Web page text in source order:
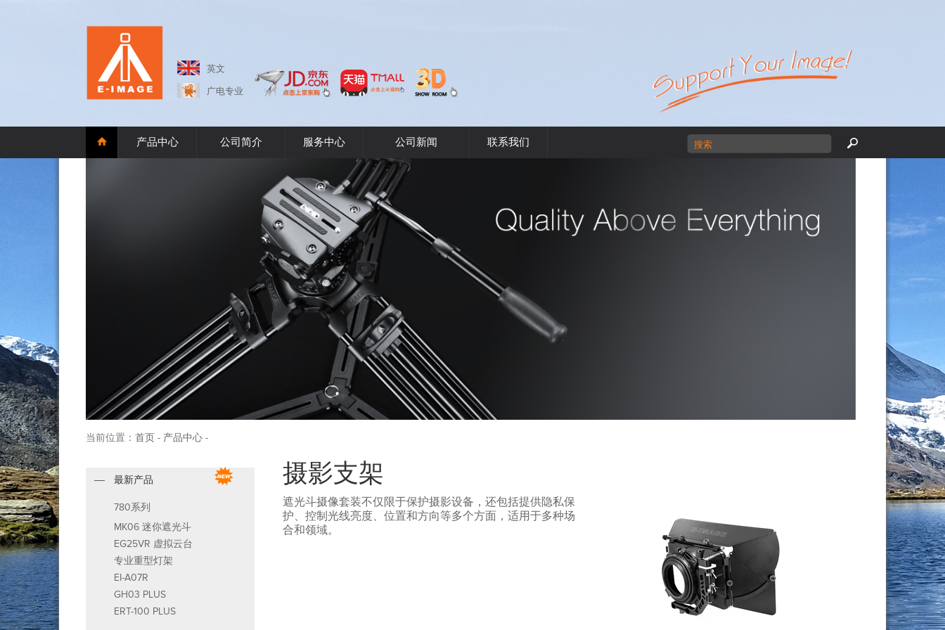
英文
广电专业
产品中心 公司简介 服务中心 公司新闻 联系我们
当前位置： 首页 - 产品中心 -
最新产品
780系列
MK06 迷你遮光斗
EG25VR 虚拟云台
专业重型灯架
EI-A07R
GH03 PLUS
ERT-100 PLUS
摄影支架
遮光斗摄像套装不仅限于保护摄影设备，还包括提供隐私保
护、控制光线亮度、位置和方向等多个方面，适用于多种场
合和领域。